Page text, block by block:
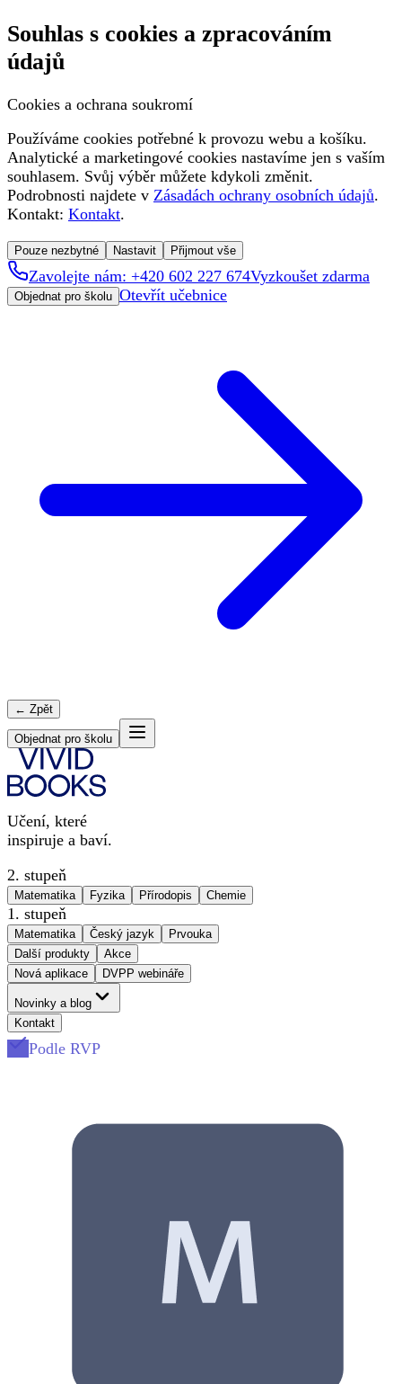
Souhlas s cookies a zpracováním
údajů
Cookies a ochrana soukromí
Používáme cookies potřebné k provozu webu a košíku.
Analytické a marketingové cookies nastavíme jen s vaším
souhlasem. Svůj výběr můžete kdykoli změnit.
Podrobnosti najdete v Zásadách ochrany osobních údajů.
Kontakt: Kontakt.
Pouze nezbytné Nastavit Přijmout vše
Zavolejte nám: +420 602 227 674Vyzkoušet zdarma
Objednat pro školu Otevřít učebnice
← Zpět
Objednat pro školu
Učení, které
inspiruje a baví.
2. stupeň
Matematika Fyzika Přírodopis Chemie
1. stupeň
Matematika Český jazyk
Prvouka
Další produkty
Akce
Nová aplikace
DVPP webináře
Novinky a blog
Kontakt
Podle RVP